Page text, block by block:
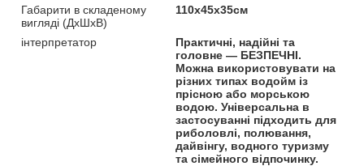
Габарити в складеному
вигляді (ДхШхВ)
110x45x35см
інтерпретатор
Практичні, надійні та
головне — БЕЗПЕЧНІ.
Можна використовувати на
різних типах водойм із
прісною або морською
водою. Універсальна в
застосуванні підходить для
риболовлі, полювання,
дайвінгу, водного туризму
та сімейного відпочинку.